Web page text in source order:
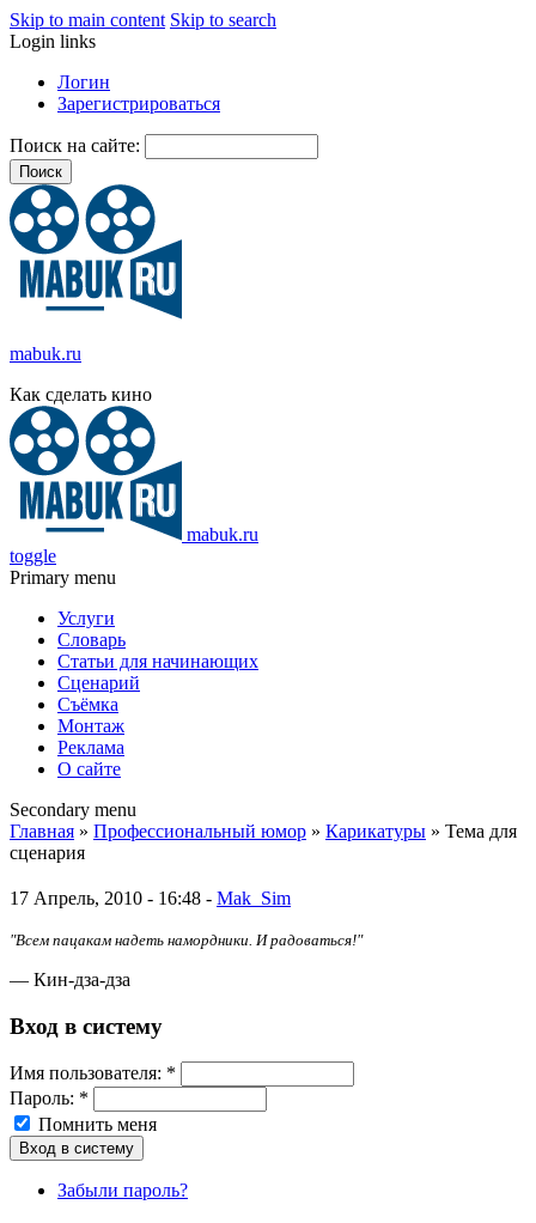
Skip to main content Skip to search
Login links
Логин
Зарегистрироваться
Поиск на сайте:
mabuk.ru
Как сделать кино
mabuk.ru
toggle
Primary menu
Услуги
Словарь
Статьи для начинающих
Сценарий
Съёмка
Монтаж
Реклама
О сайте
Secondary menu
Главная » Профессиональный юмор » Карикатуры » Тема для
сценария
17 Апрель, 2010 - 16:48 - Mak_Sim
"Всем пацакам надеть намордники. И радоваться!"
— Кин-дза-дза
Вход в систему
Имя пoльзовaтeля: *
Пароль: *
Помнить меня
Забыли пароль?